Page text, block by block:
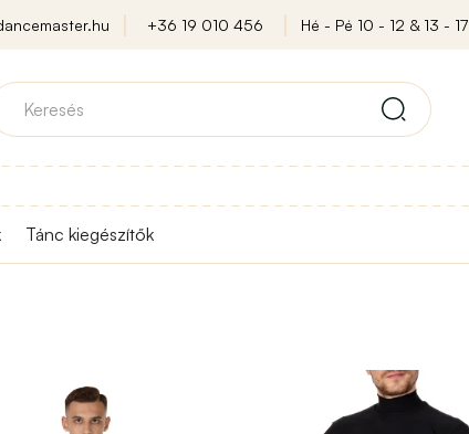
+36 19 010 456 Hé - Pé 10 - 12 & 13 - 17
Tánc kiegészítők